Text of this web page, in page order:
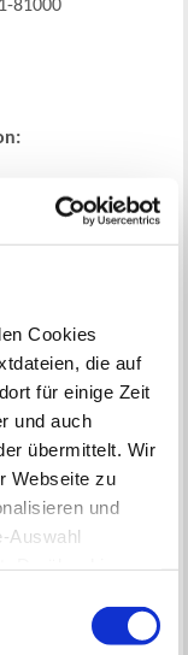
Cookies
die auf
für einige Zeit
und auch
übermittelt. Wir
Webseite zu
und
Auswahl
81000
Jahre): 2,00 Euro
15 Jahre): 15,00
Jahre): 1,80 Euro